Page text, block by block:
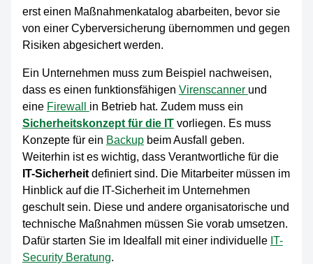
erst einen Maßnahmenkatalog abarbeiten, bevor sie
von einer Cyberversicherung übernommen und gegen
Risiken abgesichert werden.
Ein Unternehmen muss zum Beispiel nachweisen,
dass es einen funktionsfähigen Virenscanner und
eine Firewall in Betrieb hat. Zudem muss ein
Sicherheitskonzept für die IT vorliegen. Es muss
Konzepte für ein Backupbeim Ausfall geben.
Weiterhin ist es wichtig, dass Verantwortliche für die
IT-Sicherheitdefiniert sind. Die Mitarbeiter müssen im
Hinblick auf die IT-Sicherheit im Unternehmen
geschult sein. Diese und andere organisatorische und
technische Maßnahmen müssen Sie vorab umsetzen.
Dafür starten Sie im Idealfall mit einer individuelle IT-
Security Beratung.